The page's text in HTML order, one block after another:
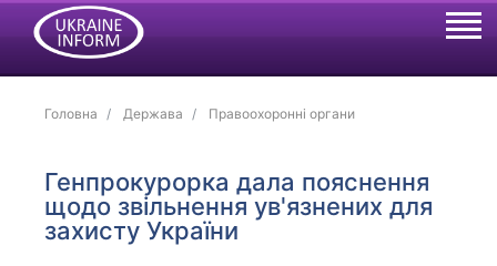
Головна Держава Правоохоронні органи
Генпрокурорка дала пояснення
щодо звільнення ув'язнених для
захисту України